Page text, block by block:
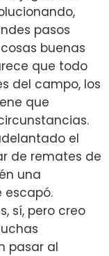
pasos
buenas
que todo
del campo, los
que
el
de remates de
una
escapó.
sí, pero creo
pasar al